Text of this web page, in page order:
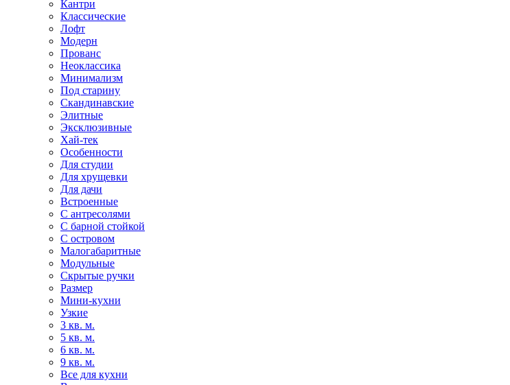
Кантри
Классические
Лофт
Модерн
Прованс
Неоклассика
Минимализм
Под старину
Скандинавские
Элитные
Эксклюзивные
Хай-тек
Особенности
Для студии
Для хрущевки
Для дачи
Встроенные
С антресолями
С барной стойкой
С островом
Малогабаритные
Модульные
Скрытые ручки
Размер
Мини-кухни
Узкие
3 кв. м.
5 кв. м.
6 кв. м.
9 кв. м.
Все для кухни